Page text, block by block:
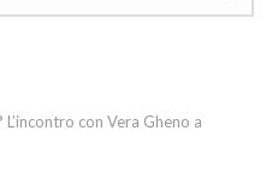
L’incontro con Vera Gheno a